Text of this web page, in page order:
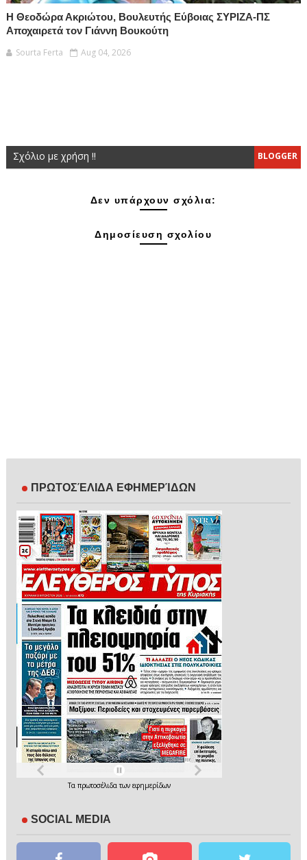
Η Θεοδώρα Ακριώτου, Βουλευτής Εύβοιας ΣΥΡΙΖΑ-ΠΣ
Αποχαιρετά τον Γιάννη Βουκούτη
Sourta Ferta
Aug 04, 2026
BLOGGER
Σχόλιο με χρήση !!
Δεν υπάρχουν σχόλια:
Δημοσίευση σχολίου
ΠΡΩΤΟΣΈΛΙΔΑ ΕΦΗΜΕΡΊΔΩΝ
Τα πρωτοσέλιδατων εφημερίδων
SOCIAL MEDIA